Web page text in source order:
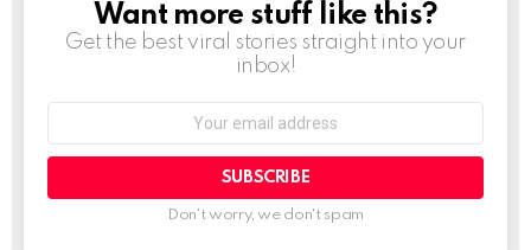
NEWSLETTER
Want more stuff like this?
Get the best viral stories straight into your
inbox!
Don't worry, we don't spam